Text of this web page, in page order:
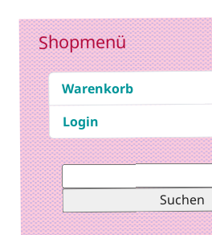
Shopmenü
Warenkorb
Login
Suchen
nach: